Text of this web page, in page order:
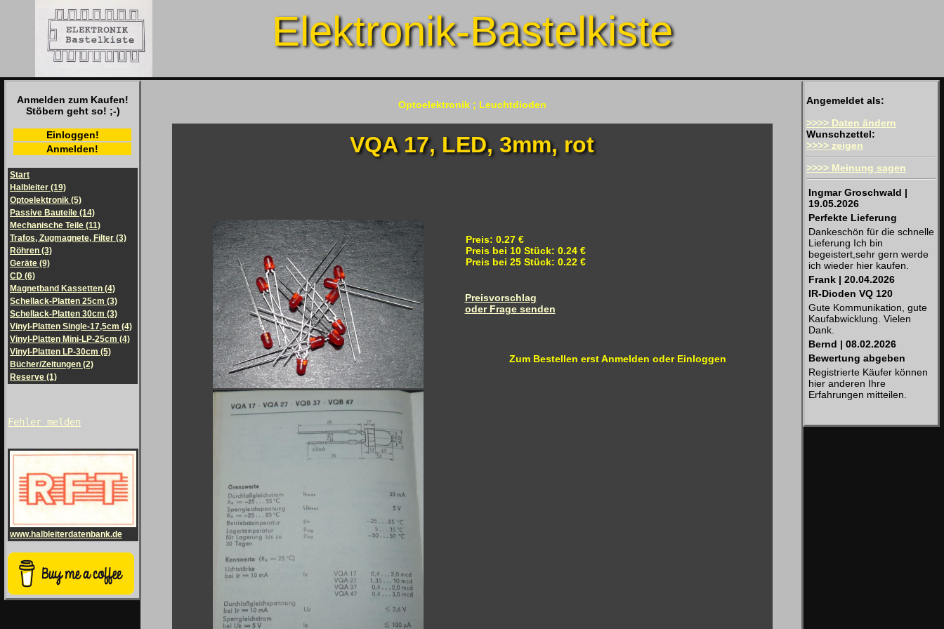
Elektronik-Bastelkiste
Anmelden zum Kaufen!
Stöbern geht so! ;-)
Einloggen!
Anmelden!
Start
Halbleiter (19)
Optoelektronik (5)
Passive Bauteile (14)
Mechanische Teile (11)
Trafos, Zugmagnete, Filter (3)
Röhren (3)
Geräte (9)
CD (6)
Magnetband Kassetten (4)
Schellack-Platten 25cm (3)
Schellack-Platten 30cm (3)
Vinyl-Platten Single-17,5cm (4)
Vinyl-Platten Mini-LP-25cm (4)
Vinyl-Platten LP-30cm (5)
Bücher/Zeitungen (2)
Reserve (1)
Fehler melden
www.halbleiterdatenbank.de
Angemeldet als:
>>>> Daten ändern
Wunschzettel:
>>>> zeigen
>>>> Meinung sagen
Ingmar Groschwald |
19.05.2026
Perfekte Lieferung
Dankeschön für die schnelle
Lieferung Ich bin
begeistert,sehr gern werde
ich wieder hier kaufen.
Frank | 20.04.2026
IR-Dioden VQ 120
Gute Kommunikation, gute
Kaufabwicklung. Vielen
Dank.
Bernd | 08.02.2026
Bewertung abgeben
Registrierte Käufer können
hier anderen Ihre
Erfahrungen mitteilen.
Optoelektronik ; Leuchtdioden
VQA 17, LED, 3mm, rot
Preis: 0.27 €
Preis bei 10 Stück: 0.24 €
Preis bei 25 Stück: 0.22 €
Preisvorschlag
oder Frage senden
Zum Bestellen erst Anmelden oder Einloggen